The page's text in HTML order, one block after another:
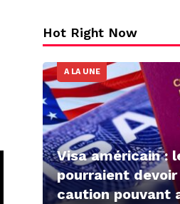
Hot Right Now
A LA UNE
Visa américain :
pourraient
caution pouvant